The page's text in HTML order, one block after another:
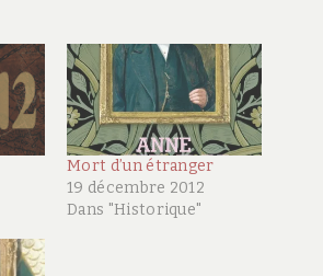
Mort d’un étranger
19 décembre 2012
Dans "Historique"